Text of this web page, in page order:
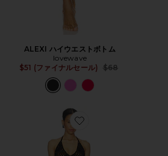
ALEXI ハイウエストボトム
lovewave
$51 (ファイナルセール)
Previous price:
$68
Favorite CAPUCINE ドレス